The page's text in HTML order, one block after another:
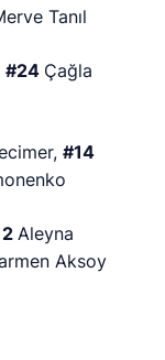
Tanıl
#24 Çağla
#14
Aleyna
Aksoy